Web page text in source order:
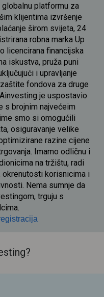
platformu za
klijentima izvršenje
širom svijeta, 24
robna marka Up
licencirana financijska
iskustva, pruža puni
i upravljanje
fondova za druge
je uspostavio
s brojnim najvećeim
smo si omogućili
osiguravanje velike
razine cijene
Imamo odličnu i
na tržištu, radi
korisnicima i
Nema sumnje da
trguju s